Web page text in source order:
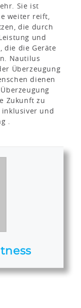
Sie ist
weiter reift,
die durch
und
die die Geräte
Nautilus
Überzeugung
dienen
Zukunft zu
und
.